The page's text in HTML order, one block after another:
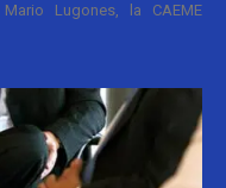
Lugones, la CAEME